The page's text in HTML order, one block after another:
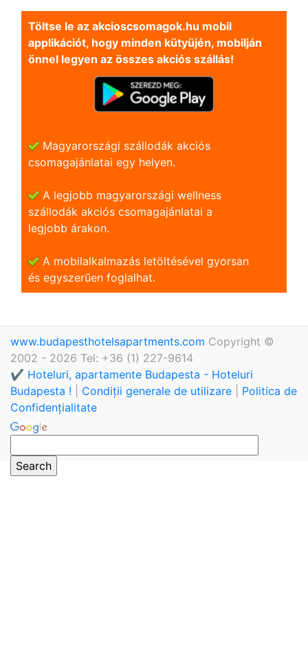
Töltse le az akcioscsomagok.hu mobil
applikációt, hogy minden kütyüjén, mobilján
önnel legyen az összes akciós szállás!
Magyarországi szállodák akciós
csomagajánlatai egy helyen.
A legjobb magyarországi wellness
szállodák akciós csomagajánlatai a
legjobb árakon.
A mobilalkalmazás letöltésével gyorsan
és egyszerũen foglalhat.
www.budapesthotelsapartments.com Copyright ©
2002 - 2026 Tel: +36 (1) 227-9614
✔️ Hoteluri, apartamente Budapesta - Hoteluri
Budapesta !
Condiții generale de utilizare
Politica de
Confidențialitate